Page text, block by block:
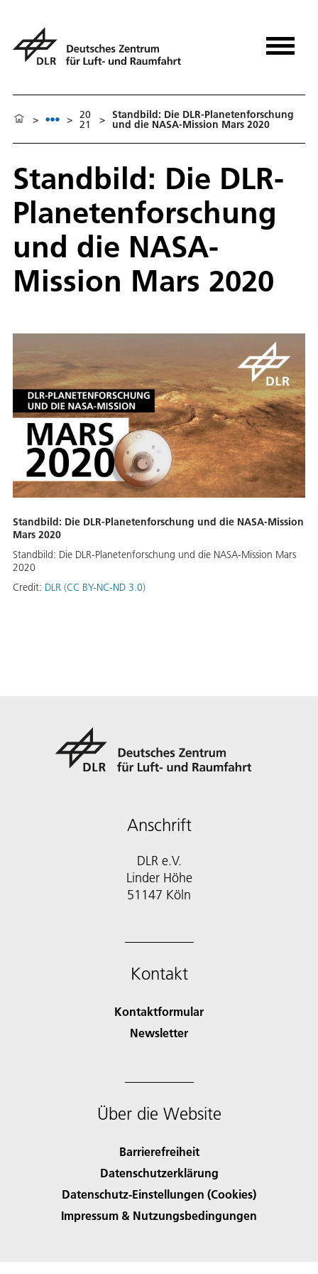
> > 20
21 > Standbild: Die DLR-Planetenforschung
und die NASA-Mission Mars 2020
Standbild: Die DLR-
Planetenforschung
und die NASA-
Mission Mars 2020
Standbild: Die DLR-Planetenforschung und die NASA-Mission
Mars 2020
Standbild: Die DLR-Planetenforschung und die NASA-Mission Mars
2020
Credit: DLR (CC BY-NC-ND 3.0)
Anschrift
DLR e.V.
Linder Höhe
51147 Köln
Kontakt
Kontaktformular
Newsletter
Über die Website
Barrierefreiheit
Datenschutzerklärung
Datenschutz-Einstellungen (Cookies)
Impressum & Nutzungsbedingungen